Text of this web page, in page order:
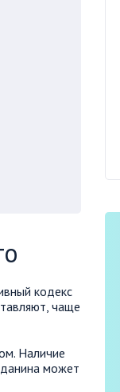
кодекс
чаще
Наличие
может